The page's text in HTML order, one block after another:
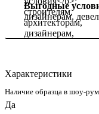
Выгодные
дизайнерам,
Характеристики
Наличие образца в шоу-
Да